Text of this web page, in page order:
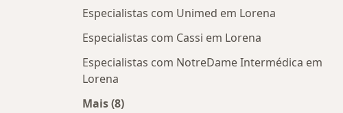
Especialistas com Unimed em Lorena
Especialistas com Cassi em Lorena
Especialistas com NotreDame Intermédica em
Lorena
Mais (8)